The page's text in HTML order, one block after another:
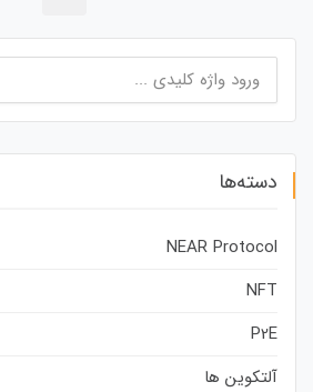
برای:
دسته‌ها
NEAR Protocol
NFT
P2E
آلتکوین ها